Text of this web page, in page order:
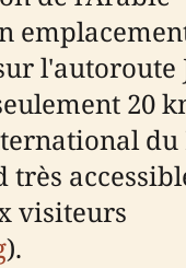
l'autoroute
20
du
très
visiteurs
).